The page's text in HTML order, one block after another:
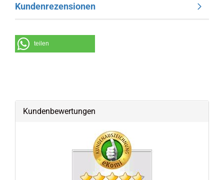
Kundenrezensionen
teilen
Kundenbewertungen